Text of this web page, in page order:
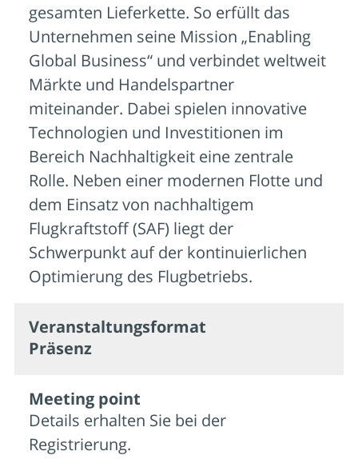
gesamten Lieferkette. So erfüllt das
Unternehmen seine Mission „Enabling
Global Business“ und verbindet weltweit
Märkte und Handelspartner
miteinander. Dabei spielen innovative
Technologien und Investitionen im
Bereich Nachhaltigkeit eine zentrale
Rolle. Neben einer modernen Flotte und
dem Einsatz von nachhaltigem
Flugkraftstoff (SAF) liegt der
Schwerpunkt auf der kontinuierlichen
Optimierung des Flugbetriebs.
Veran­staltungs­format
Präsenz
Meeting point
Details erhalten Sie bei der
Registrierung.